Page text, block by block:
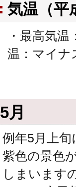
気温（平
・最高気
温：マイ
5月
例年5月上
紫色の景色
しまいます